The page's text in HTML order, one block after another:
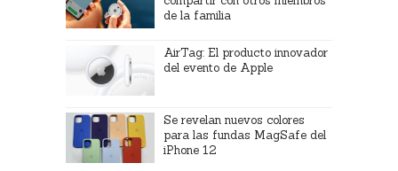
de la familia
AirTag: El producto innovador
del evento de Apple
Se revelan nuevos colores
para las fundas MagSafe del
iPhone 12